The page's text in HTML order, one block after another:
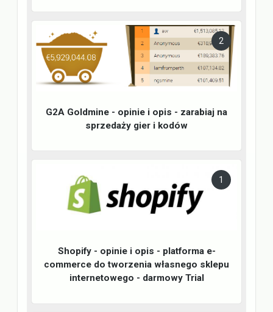
2
G2A Goldmine - opinie i opis - zarabiaj na
sprzedaży gier i kodów
1
Shopify - opinie i opis - platforma e-
commerce do tworzenia własnego sklepu
internetowego - darmowy Trial